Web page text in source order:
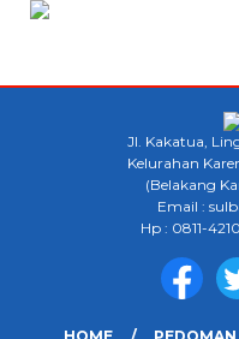
Jl. Kakatua,
Kelurahan
(Belakang
Email :
Hp : 0811-